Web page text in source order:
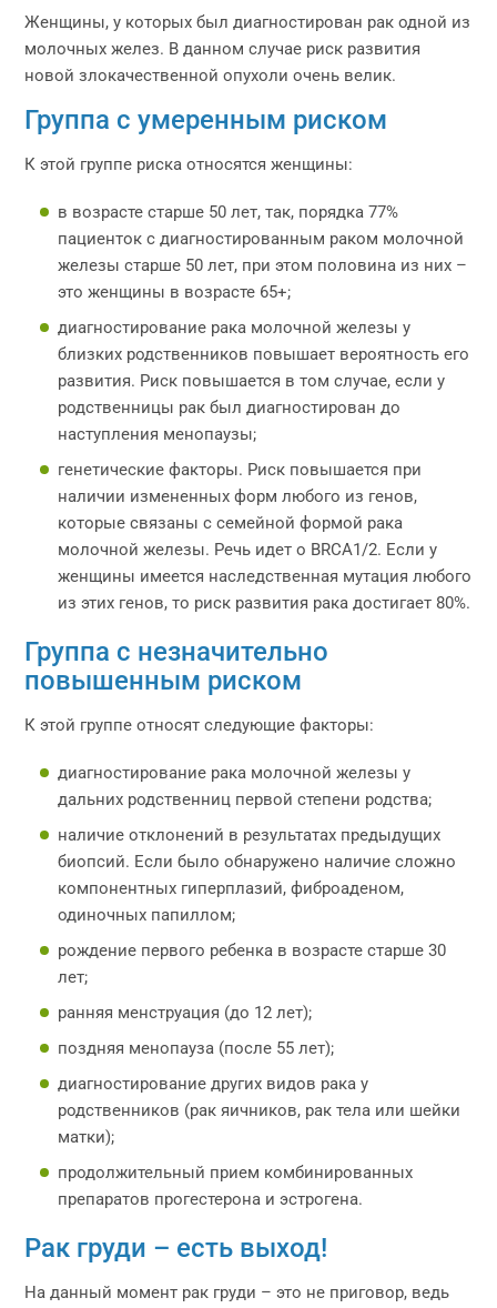
Женщины, у которых был диагностирован рак одной из
молочных желез. В данном случае риск развития
новой злокачественной опухоли очень велик.
Группа с умеренным риском
К этой группе риска относятся женщины:
в возрасте старше 50 лет, так, порядка 77%
пациенток с диагностированным раком молочной
железы старше 50 лет, при этом половина из них –
это женщины в возрасте 65+;
диагностирование рака молочной железы у
близких родственников повышает вероятность его
развития. Риск повышается в том случае, если у
родственницы рак был диагностирован до
наступления менопаузы;
генетические факторы. Риск повышается при
наличии измененных форм любого из генов,
которые связаны с семейной формой рака
молочной железы. Речь идет о BRCA1/2. Если у
женщины имеется наследственная мутация любого
из этих генов, то риск развития рака достигает 80%.
Группа с незначительно
повышенным риском
К этой группе относят следующие факторы:
диагностирование рака молочной железы у
дальних родственниц первой степени родства;
наличие отклонений в результатах предыдущих
биопсий. Если было обнаружено наличие сложно
компонентных гиперплазий, фиброаденом,
одиночных папиллом;
рождение первого ребенка в возрасте старше 30
лет;
ранняя менструация (до 12 лет);
поздняя менопауза (после 55 лет);
диагностирование других видов рака у
родственников (рак яичников, рак тела или шейки
матки);
продолжительный прием комбинированных
препаратов прогестерона и эстрогена.
Рак груди – есть выход!
На данный момент рак груди – это не приговор, ведь